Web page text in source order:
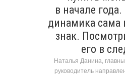
в начале
динамика сама
знак.
его в
Наталья Данина,
руководитель